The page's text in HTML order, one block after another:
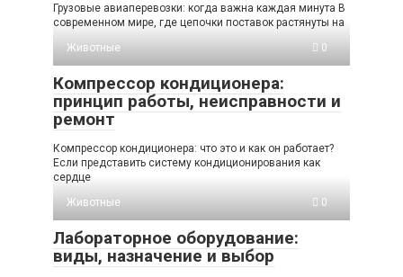
Грузовые авиаперевозки: когда важна каждая минута В
современном мире, где цепочки поставок растянуты на
Животные
0
Компрессор кондиционера:
принцип работы, неисправности и
ремонт
Компрессор кондиционера: что это и как он работает?
Если представить систему кондиционирования как
сердце
Животные
0
Лабораторное оборудование:
виды, назначение и выбор